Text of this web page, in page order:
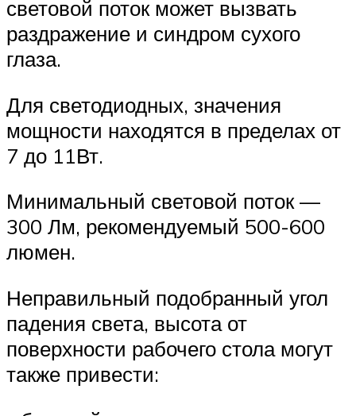
световой поток может вызвать
раздражение и синдром сухого
глаза.
Для светодиодных, значения
мощности находятся в пределах от
7 до 11Вт.
Минимальный световой поток —
300 Лм, рекомендуемый 500-600
люмен.
Неправильный подобранный угол
падения света, высота от
поверхности рабочего стола могут
также привести: